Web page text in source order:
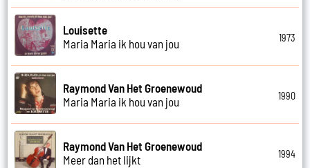
Louisette
Maria Maria ik hou van jou
1973
Raymond Van Het Groenewoud
Maria Maria ik hou van jou
1990
Raymond Van Het Groenewoud
Meer dan het lijkt
1994